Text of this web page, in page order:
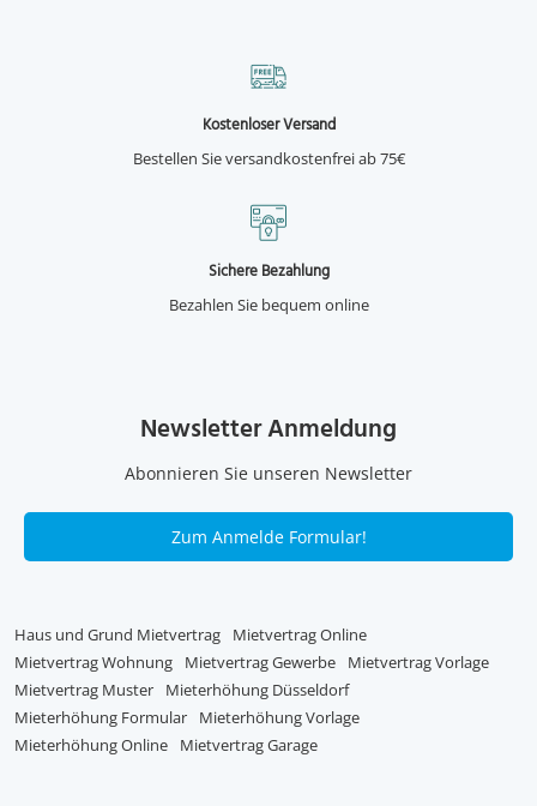
Kostenloser Versand
Bestellen Sie versandkostenfrei ab 75€
Sichere Bezahlung
Bezahlen Sie bequem online
Newsletter Anmeldung
Abonnieren Sie unseren Newsletter
Zum Anmelde Formular!
Haus und Grund Mietvertrag
Mietvertrag Online
Mietvertrag Wohnung
Mietvertrag Gewerbe
Mietvertrag Vorlage
Mietvertrag Muster
Mieterhöhung Düsseldorf
Mieterhöhung Formular
Mieterhöhung Vorlage
Mieterhöhung Online
Mietvertrag Garage